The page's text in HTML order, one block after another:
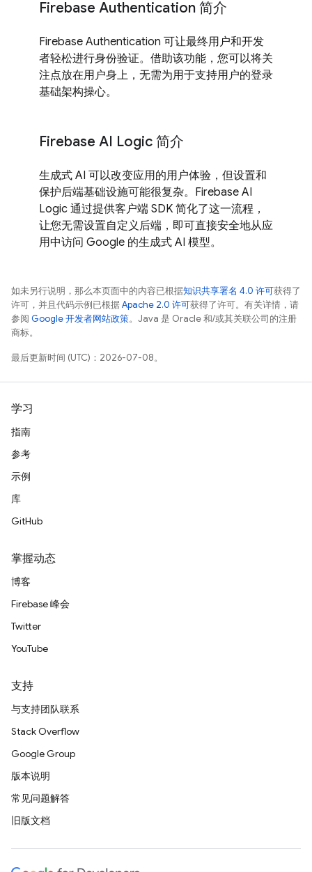
Firebase Authentication 简介
Firebase Authentication 可让最终用户和开发
者轻松进行身份验证。借助该功能，您可以将关
注点放在用户身上，无需为用于支持用户的登录
基础架构操心。
Firebase AI Logic 简介
生成式 AI 可以改变应用的用户体验，但设置和
保护后端基础设施可能很复杂。Firebase AI
Logic 通过提供客户端 SDK 简化了这一流程，
让您无需设置自定义后端，即可直接安全地从应
用中访问 Google 的生成式 AI 模型。
如未另行说明，那么本页面中的内容已根据知识共享署名 4.0 许可获得了
许可，并且代码示例已根据Apache 2.0 许可获得了许可。有关详情，请
参阅 Google 开发者网站政策。Java 是 Oracle 和/或其关联公司的注册
商标。
最后更新时间 (UTC)：2026-07-08。
学习
指南
参考
示例
库
GitHub
掌握动态
博客
Firebase 峰会
Twitter
YouTube
支持
与支持团队联系
Stack Overflow
Google Group
版本说明
常见问题解答
旧版文档